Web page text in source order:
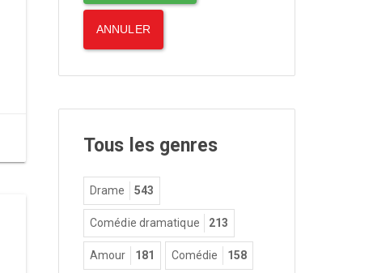
Tous les genres
Drame 543
Comédie dramatique 213
Amour 181 Comédie 158